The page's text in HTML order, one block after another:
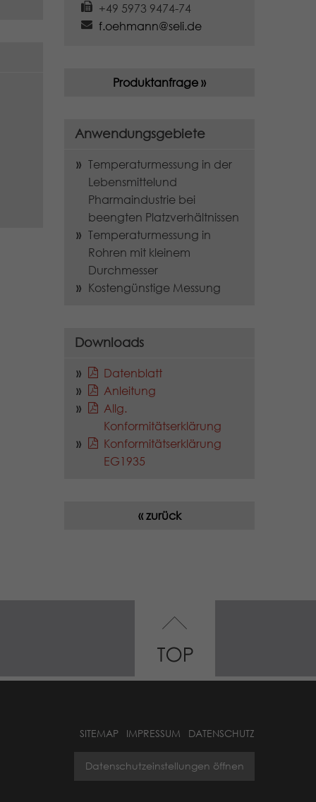
+49 5973 9474-74
f.oehmann@seli.de
Produktanfrage »
Anwendungsgebiete
Temperaturmessung in der
Lebensmittelund
Pharmaindustrie bei
beengten Platzverhältnissen
Temperaturmessung in
Rohren mit kleinem
Durchmesser
Kostengünstige Messung
Downloads
Datenblatt
Anleitung
Allg.
Konformitätserklärung
Konformitätserklärung
EG1935
« zurück
SITEMAP IMPRESSUM DATENSCHUTZ
Datenschutzeinstellungen öffnen